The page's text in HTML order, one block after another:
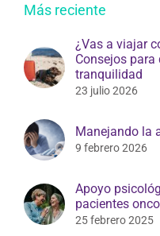
Más reciente
¿Vas a viajar
Consejos
tranquilidad
23 julio 2026
Manejando la
9 febrero 2026
Apoyo
pacientes
25 febrero 2025